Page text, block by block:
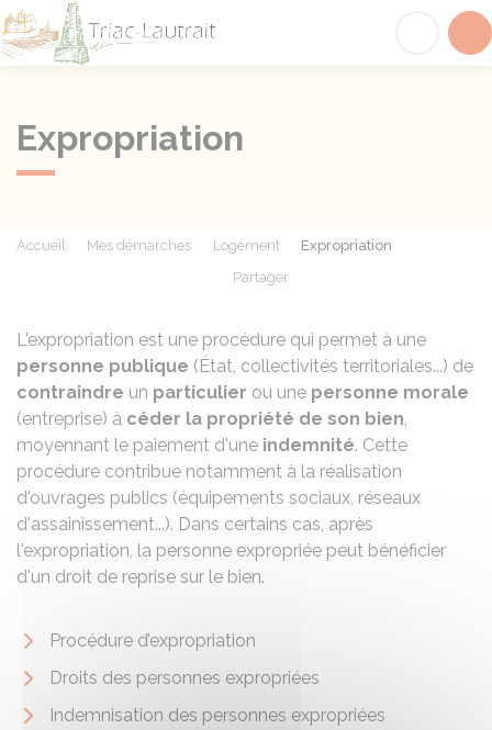
Expropriation
Accueil Mes démarches Logement
Expropriation
Partager
L'expropriation est une procédure qui permet à une
personne publique (État, collectivités territoriales...) de
contraindre un particulier ou une personne morale
(entreprise) à céder la propriété de son bien,
moyennant le paiement d'une indemnité. Cette
procédure contribue notamment à la réalisation
d'ouvrages publics (équipements sociaux, réseaux
d'assainissement...). Dans certains cas, après
l'expropriation, la personne expropriée peut bénéficier
d'un droit de reprise sur le bien.
Procédure d’expropriation
Droits des personnes expropriées
Indemnisation des personnes expropriées